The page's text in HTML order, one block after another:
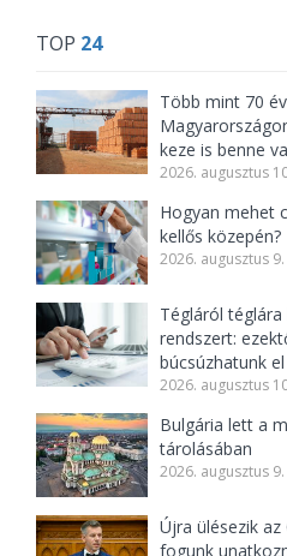
TOP 24
Több mint 70
keze is benne
2026. augusztus
Hogyan mehet
kellős közepén?
2026. augusztus 9.
Tégláról
rendszert:
búcsúzhatunk el
2026. augusztus
Bulgária lett a
tárolásában
2026. augusztus
Újra ülésezik
fogunk